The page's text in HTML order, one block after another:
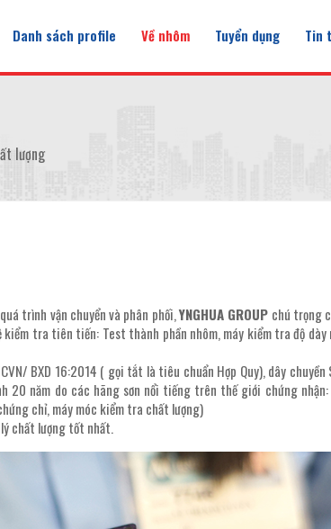
Danh sách profile Về nhôm Tuyển dụng Tin
lượng
trình vận chuyển và phân phối,YNGHUA GROUP chú trọng
tra tiên tiến: Test thành phần nhôm, máy kiểm tra độ dày
BXD 16:2014 ( gọi tắt là tiêu chuẩn Hợp Quy), dây chuyền
20 năm do các hãng sơn nổi tiếng trên thế giới chứng nhận:
chỉ, máy móc kiểm tra chất lượng)
chất lượng tốt nhất.